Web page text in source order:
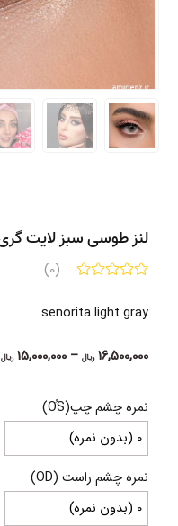
لنز طوسی سبز لایت
(0)
senorita light gray
16,500,000 ریال –
15,000,000 ریال
نمره چشم چپ(OُS)
نمره چشم راست (OD)